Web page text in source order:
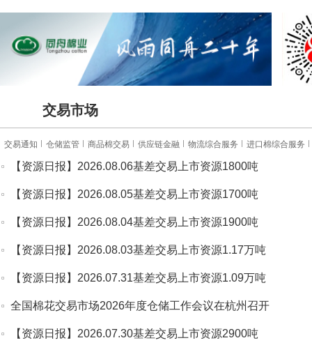
交易市场
交易通知 仓储监管 商品棉交易 供应链金融 物流综合服务 进口棉综合服务
【资源日报】2026.08.06基差交易上市资源1800吨
【资源日报】2026.08.05基差交易上市资源1700吨
【资源日报】2026.08.04基差交易上市资源1900吨
【资源日报】2026.08.03基差交易上市资源1.17万吨
【资源日报】2026.07.31基差交易上市资源1.09万吨
全国棉花交易市场2026年度仓储工作会议在杭州召开
【资源日报】2026.07.30基差交易上市资源2900吨